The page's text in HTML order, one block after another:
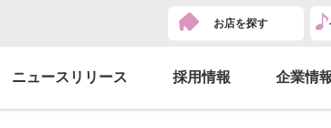
お店を探す
ニュースリリース 採用情報 企業情